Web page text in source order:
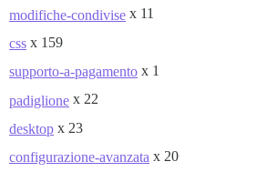
modifiche-condivise x 11
css x 159
supporto-a-pagamento x 1
padiglione x 22
desktop x 23
configurazione-avanzata x 20